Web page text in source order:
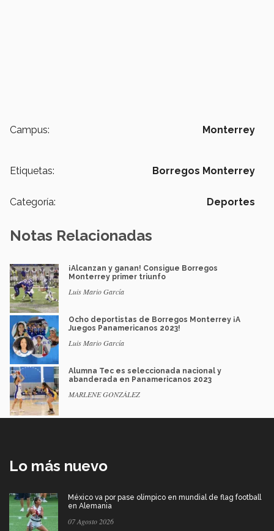
Campus: Monterrey
Etiquetas: Borregos Monterrey
Categoría: Deportes
Notas Relacionadas
¡Alcanzan y ganan! Consigue Borregos
Monterrey primer triunfo
Luis Mario García
Ocho deportistas de Borregos Monterrey ¡A
Juegos Panamericanos 2023!
Luis Mario García
Alumna Tec es seleccionada nacional y
abanderada en Panamericanos 2023
MARLENE GONZÁLEZ
Lo más nuevo
México va por pase olímpico en mundial de flag football
en Alemania
07 Agosto 2026